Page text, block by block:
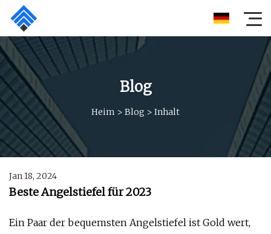
Blog
Heim > Blog > Inhalt
Jan 18, 2024
Beste Angelstiefel für 2023
Ein Paar der bequemsten Angelstiefel ist Gold wert,